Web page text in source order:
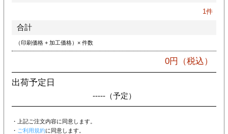
加工
印刷
リーブ
1件
合計
（印刷価格 + 加工価格）× 件数
0円（税込）
出荷予定日
-----（予定）
・上記ご注文内容に同意します。
・ ご利用規約に同意します。